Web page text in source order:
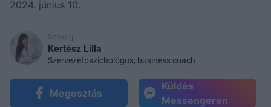
2024. június 10.
Szöveg:
Kertész Lilla
Szervezetpszichológus, business coach
Megosztás
Küldés
Messengeren